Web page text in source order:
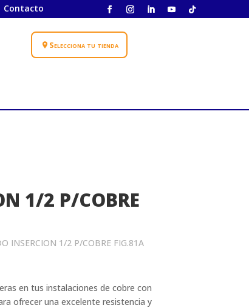
Contacto
Selecciona tu tienda
1/2 P/COBRE
INSERCION 1/2 P/COBRE FIG.81A
en tus instalaciones de cobre con
ofrecer una excelente resistencia y